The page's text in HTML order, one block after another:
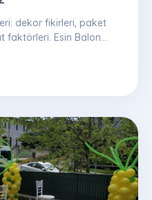
dekor fikirleri, paket
faktörleri. Esin Balon